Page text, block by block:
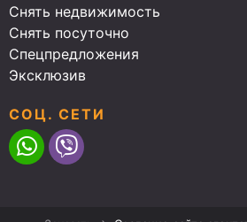
Снять недвижимость
Снять посуточно
Спецпредложения
Эксклюзив
СОЦ. СЕТИ